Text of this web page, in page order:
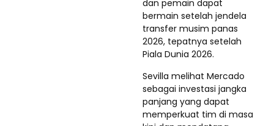
dan pemain dapat
bermain setelah jendela
transfer musim panas
2026, tepatnya setelah
Piala Dunia 2026.
Sevilla melihat Mercado
sebagai investasi jangka
panjang yang dapat
memperkuat tim di masa